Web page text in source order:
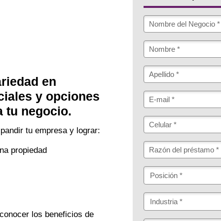
en
y opciones
tu negocio.
tu empresa y lograr:
propiedad
los beneficios de